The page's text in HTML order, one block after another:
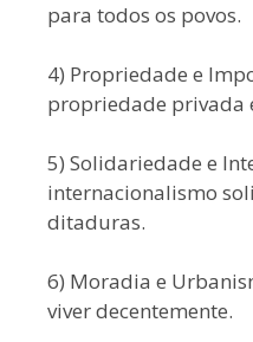
para todos os povos.
4) Propriedade e
propriedade privada
5) Solidariedade e
internacionalismo
ditaduras.
6) Moradia e
viver decentemente.